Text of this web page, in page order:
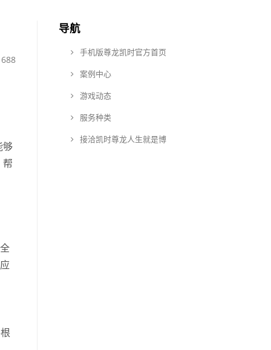
688
够
帮
导航
手机版尊龙凯时官方首页
案例中心
游戏动态
服务种类
接洽凯时尊龙人生就是博